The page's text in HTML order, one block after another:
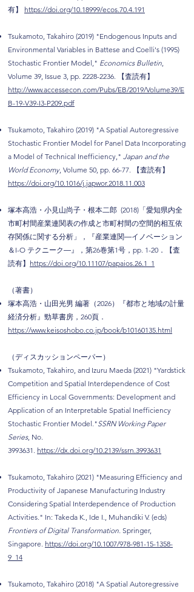
有】 https://doi.org/10.18999/ecos.70.4.191
Tsukamoto, Takahiro (2019) "Endogenous Inputs and
Environmental Variables in Battese and Coelli's (1995)
Stochastic Frontier Model," Economics Bulletin,
Volume 39, Issue 3, pp. 2228-2236.
【査読有】
http://www.accessecon.com/Pubs/EB/2019/Volume39/E
B-19-V39-I3-P209.pdf
Tsukamoto, Takahiro (2019) "A Spatial Autoregressive
Stochastic Frontier Model for Panel Data Incorporating
a Model of Technical Inefficiency," Japan and the
World Economy, Volume 50, pp. 66-77.
【査読有】
https://doi.org/10.1016/j.japwor.2018.11.003
塚本高浩・小見山尚子・根本二郎 (2018)「愛知県内全
市町村間産業連関表の作成と市町村間の空間的相互依
存関係に関する分析」，『産業連関―イノベーション
＆I-O テクニーク―』，第26巻第1号，pp. 1-20．
【査
読有】 https://doi.org/10.11107/papaios.26.1_1
（著書）
塚本高浩・山田光男 編著（2026）『都市と地域の計量
経済分析』勁草書房，260頁．
https://www.keisoshobo.co.jp/book/b10160135.html
（ディスカッションペーパー）
Tsukamoto, Takahiro, and Izuru Maeda (2021) "Yardstick
Competition and Spatial Interdependence of Cost
Efficiency in Local Governments: Development and
Application of an Interpretable Spatial Inefficiency
Stochastic Frontier Model."SSRN Working Paper
Series, No.
3993631 . https://dx.doi.org/10.2139/ssrn.3993631
Tsukamoto, Takahiro (2021) "Measuring Efficiency and
Productivity of Japanese Manufacturing Industry
Considering Spatial Interdependence of Production
Activities." In: Takeda K., Ide I., Muhandiki V. (eds)
Frontiers of Digital Transformation. Springer,
Singapore. https://doi.org/10.1007/978-981-15-1358-
9_14
Tsukamoto, Takahiro (2018) "A Spatial Autoregressive